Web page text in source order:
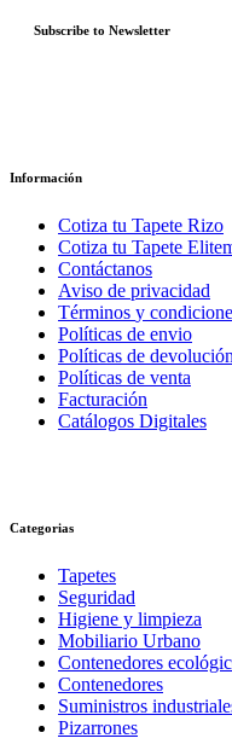
Subscribe to Newsletter
Información
Cotiza tu Tapete Rizo
Cotiza tu Tapete
Contáctanos
Aviso de privacidad
Términos y
Políticas de envio
Políticas de devolución
Políticas de venta
Facturación
Catálogos Digitales
Categorias
Tapetes
Seguridad
Higiene y limpieza
Mobiliario Urbano
Contenedores
Contenedores
Suministros
Pizarrones